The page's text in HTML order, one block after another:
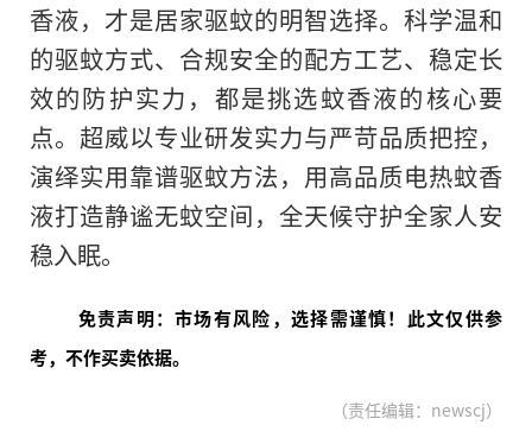
香液，才是居家驱蚊的明智选择。科学温和
的驱蚊方式、合规安全的配方工艺、稳定长
效的防护实力，都是挑选蚊香液的核心要
点。超威以专业研发实力与严苛品质把控，
演绎实用靠谱驱蚊方法，用高品质电热蚊香
液打造静谧无蚊空间，全天候守护全家人安
稳入眠。
免责声明：市场有风险，选择需谨慎！此文仅供参
考，不作买卖依据。
（责任编辑：newscj）